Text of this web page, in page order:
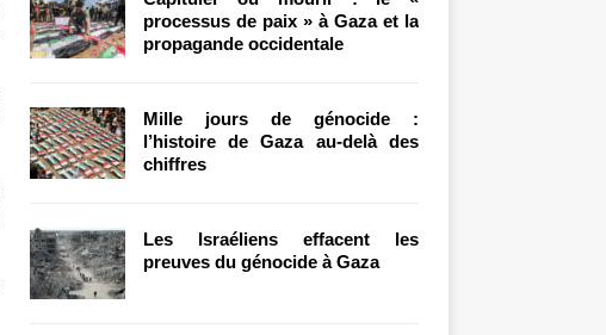
processus de paix » à Gaza et la
propagande occidentale
Mille jours de génocide :
l’histoire de Gaza au-delà des
chiffres
Les Israéliens effacent les
preuves du génocide à Gaza